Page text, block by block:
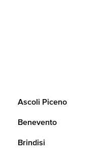
Ascoli Piceno
Benevento
Brindisi